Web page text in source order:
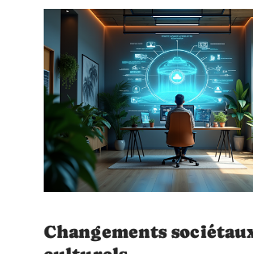
Changements